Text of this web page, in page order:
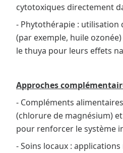
cytotoxiques directement
- Phytothérapie : utilisation
(par exemple, huile
le thuya pour leurs effets
Approches
- Compléments
(chlorure de magnésium)
pour renforcer le système
- Soins locaux :